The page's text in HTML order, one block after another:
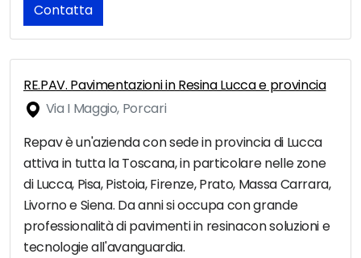
Contatta
RE.PAV. Pavimentazioni in Resina Lucca e provincia
Via I Maggio, Porcari
Repav è un'azienda con sede in provincia di Lucca
attiva in tutta la Toscana, in particolare nelle zone
di Lucca, Pisa, Pistoia, Firenze, Prato, Massa Carrara,
Livorno e Siena. Da anni si occupa con grande
professionalità di pavimenti in resinacon soluzioni e
tecnologie all'avanguardia.